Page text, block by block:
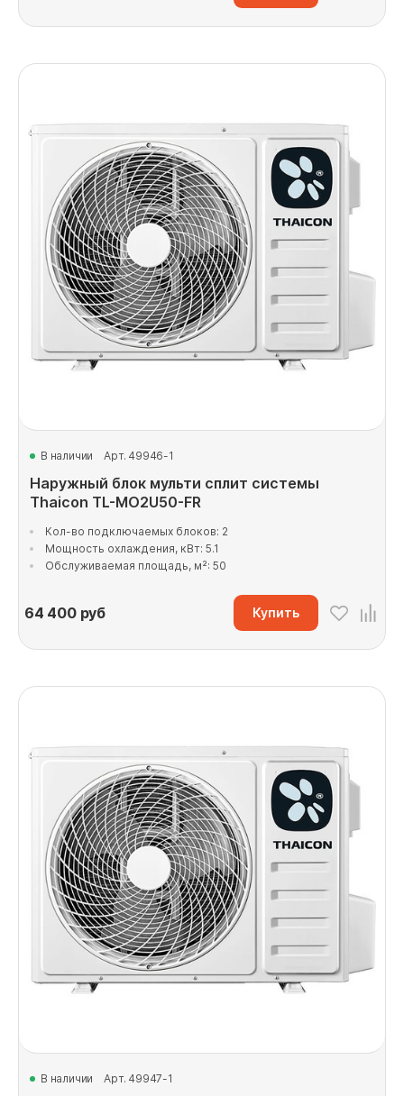
В наличии Арт. 49946-1
Наружный блок мульти сплит системы
Thaicon TL-MO2U50-FR
Кол-во подключаемых блоков: 2
Мощность охлаждения, кВт: 5.1
Обслуживаемая площадь, м²: 50
64 400руб Купить
В наличии Арт. 49947-1